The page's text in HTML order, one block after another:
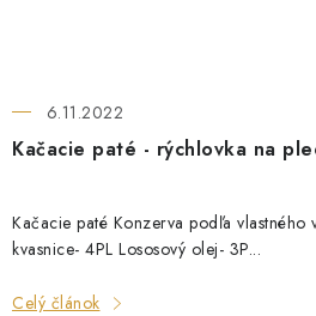
Kačacie paté - rýchlovka na
6.11.2022
Kačacie paté Konzerva podľa
kvasnice- 4PL Lososový olej- 3P...
Celý článok